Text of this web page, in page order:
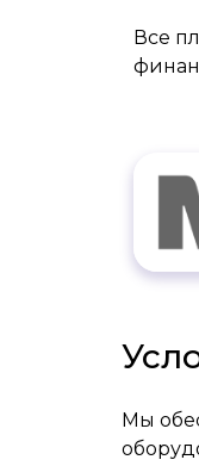
Все
Мы